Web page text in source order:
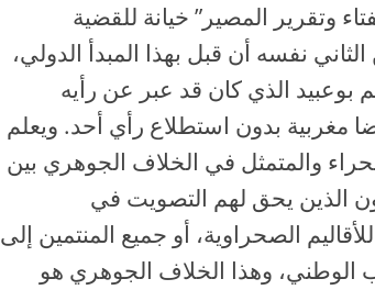
وتقرير المصير” خيانة للقضية
نفسه أن قبل بهذا المبدأ الدولي،
بوعبيد الذي كان قد عبر عن رأيه
مغربية بدون استطلاع رأي أحد. ويعلم
والمتمثل في الخلاف الجوهري بين
الذين يحق لهم التصويت في
الصحراوية، أو جميع المنتمين إلى
الوطني، وهذا الخلاف الجوهري هو